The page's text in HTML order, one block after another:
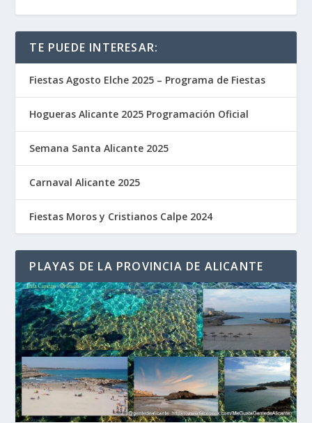
TE PUEDE INTERESAR:
Fiestas Agosto Elche 2025 – Programa de Fiestas
Hogueras Alicante 2025 Programación Oficial
Semana Santa Alicante 2025
Carnaval Alicante 2025
Fiestas Moros y Cristianos Calpe 2024
PLAYAS DE LA PROVINCIA DE ALICANTE